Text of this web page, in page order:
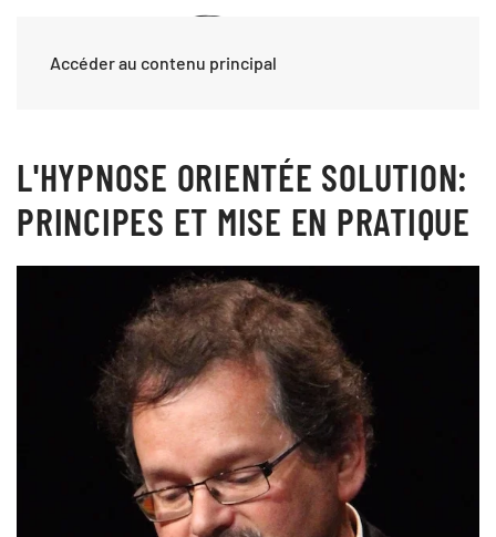
Accéder au contenu principal
L'HYPNOSE ORIENTÉE SOLUTION:
PRINCIPES ET MISE EN PRATIQUE